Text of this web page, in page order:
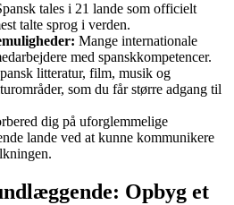
tales i 21 lande som officielt
talte sprog i verden.
Mange internationale
med spanskkompetencer.
litteratur, film, musik og
som du får større adgang til
dig på uforglemmelige
lande ved at kunne kommunikere
Opbyg et